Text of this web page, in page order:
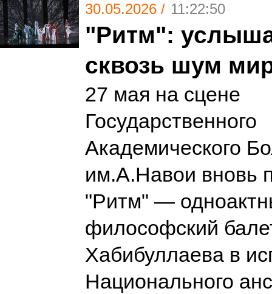
30.05.2026 / 11:22:50
"Ритм":
сквозь шум
27 мая на сцене
Государственного
Академического
им.А.Навои вновь
"Ритм" —
философский
Хабибуллаева в
Национального